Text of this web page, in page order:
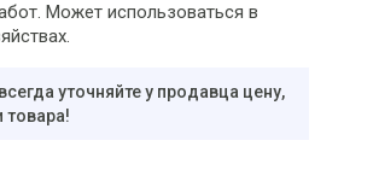
Может использоваться в
уточняйте у продавца цену,
товара!